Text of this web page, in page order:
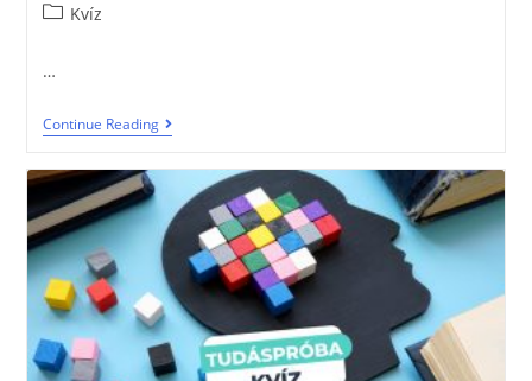
Kvíz
…
Continue Reading